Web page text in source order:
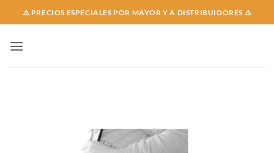
to
⚠️ PRECIOS ESPECIALES POR MAYOR Y A DISTRIBUIDORES ⚠️